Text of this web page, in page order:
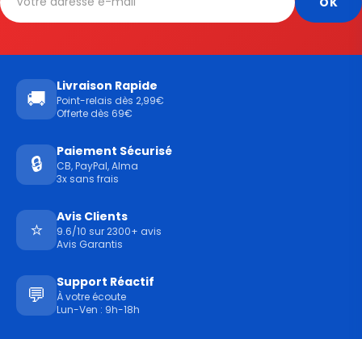
🚚
Livraison Rapide
Point-relais dès 2,99€
Offerte dès 69€
🔒
Paiement Sécurisé
CB, PayPal, Alma
3x sans frais
⭐
Avis Clients
9.6/10 sur 2300+ avis
Avis Garantis
💬
Support Réactif
À votre écoute
Lun-Ven : 9h-18h